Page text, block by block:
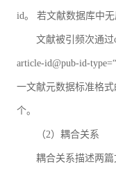
id。 若文献数据库中
文献被引频次通
article-id@pub-id-
一文献元数据标准格
个。
（2）耦合关系
耦合关系描述两